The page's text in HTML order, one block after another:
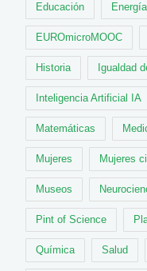
Educación Energía
EUROmicroMOOC
Historia Igualdad
Inteligencia Artificial IA
Matemáticas
Mujeres Mujeres
Museos
Pint of Science
Química Salud